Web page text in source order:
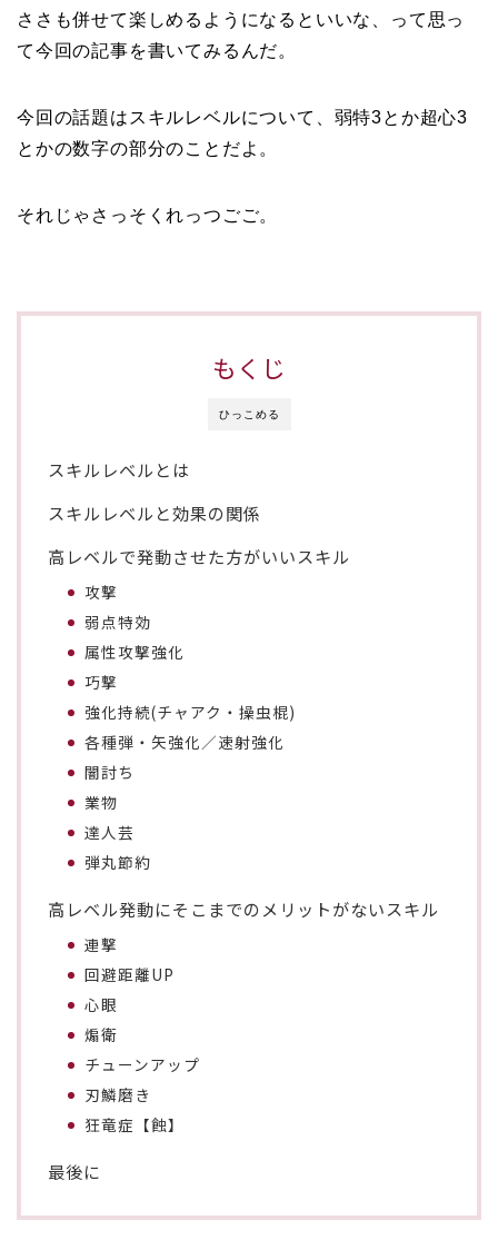
ささも併せて楽しめるようになるといいな、って思っ
て今回の記事を書いてみるんだ。
今回の話題はスキルレベルについて、弱特3とか超心3
とかの数字の部分のことだよ。
それじゃさっそくれっつごご。
ひっこめる
もくじ
スキルレベルとは
スキルレベルと効果の関係
高レベルで発動させた方がいいスキル
攻撃
弱点特効
属性攻撃強化
巧撃
強化持続(チャアク・操虫棍)
各種弾・矢強化／速射強化
闇討ち
業物
達人芸
弾丸節約
高レベル発動にそこまでのメリットがないスキル
連撃
回避距離UP
心眼
煽衛
チューンアップ
刃鱗磨き
狂竜症【蝕】
最後に